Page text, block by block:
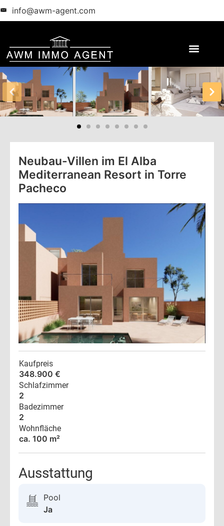
info@awm-agent.com
Neubau-Villen im El Alba
Mediterranean Resort in Torre
Pacheco
Kaufpreis
348.900 €
Schlafzimmer
2
Badezimmer
2
Wohnfläche
ca. 100 m²
Ausstattung
Pool
Ja